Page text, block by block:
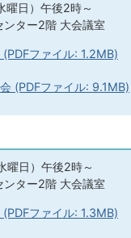
曜日）午後2時～
ター2階 大会議室
ファイル: 1.2MB)
(PDFファイル: 9.1MB)
曜日）午後2時～
ター2階 大会議室
ファイル: 1.3MB)